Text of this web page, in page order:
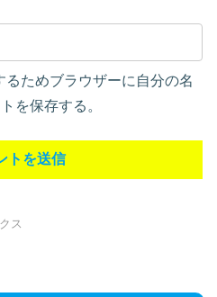
ためブラウザーに自分の名
を保存する。
ス